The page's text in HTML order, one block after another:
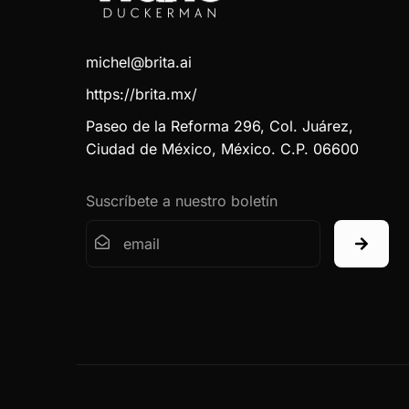
michel@brita.ai
https://brita.mx/
Paseo de la Reforma 296, Col. Juárez,
Ciudad de México, México. C.P. 06600
Suscríbete a nuestro boletín